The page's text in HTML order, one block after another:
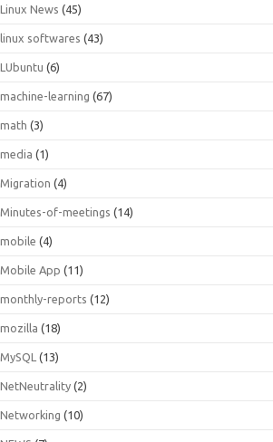
Linux News (45)
linux softwares (43)
LUbuntu (6)
machine-learning (67)
math (3)
media (1)
Migration (4)
Minutes-of-meetings (14)
mobile (4)
Mobile App (11)
monthly-reports (12)
mozilla (18)
MySQL (13)
NetNeutrality (2)
Networking (10)